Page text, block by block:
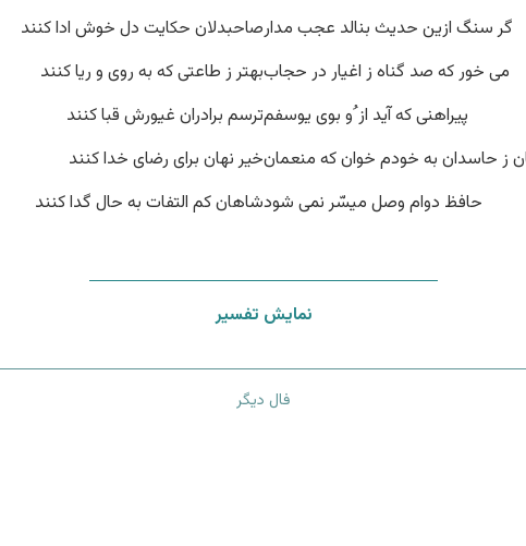
گر سنگ ازین حدیث بنالد عجب مدارصاحبدلان حکایت دل خوش ادا کنند
می خور که صد گناه ز اغیار در حجاببهتر ز طاعتی که به روی و ریا کنند
پیراهنی که آید از ُو بوی یوسفمترسم برادران غیورش قبا کنند
ز حاسدان به خودم خوان که منعمانخیر نهان برای رضای خدا کنند
حافظ دوام وصل میسّر نمی شودشاهان کم التفات به حال گدا کنند
نمایش تفسیر
فال دیگر